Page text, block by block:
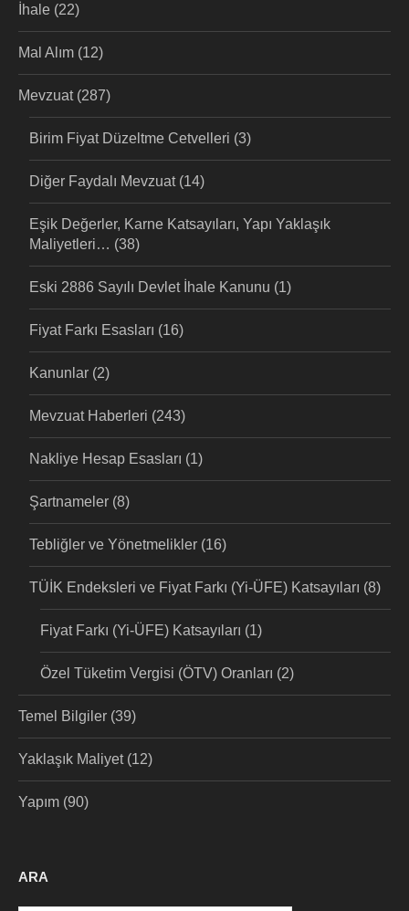
İhale (22)
Mal Alım (12)
Mevzuat(287)
Birim Fiyat Düzeltme Cetvelleri (3)
Diğer Faydalı Mevzuat(14)
Eşik Değerler, Karne Katsayıları, Yapı Yaklaşık
Maliyetleri… (38)
Eski 2886 Sayılı Devlet İhale Kanunu (1)
Fiyat Farkı Esasları (16)
Kanunlar (2)
Mevzuat Haberleri (243)
Nakliye Hesap Esasları (1)
Şartnameler (8)
Tebliğler ve Yönetmelikler (16)
TÜİK Endeksleri ve Fiyat Farkı (Yi-ÜFE) Katsayıları (8)
Fiyat Farkı (Yi-ÜFE) Katsayıları (1)
Özel Tüketim Vergisi (ÖTV) Oranları (2)
Temel Bilgiler (39)
Yaklaşık Maliyet(12)
Yapım (90)
ARA